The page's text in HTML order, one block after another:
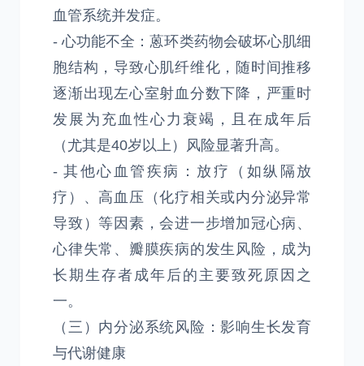
血管系统并发症。
- 心功能不全：蒽环类药物会破坏心肌细
胞结构，导致心肌纤维化，随时间推移
逐渐出现左心室射血分数下降，严重时
发展为充血性心力衰竭，且在成年后
（尤其是40岁以上）风险显著升高。
- 其他心血管疾病：放疗（如纵隔放
疗）、高血压（化疗相关或内分泌异常
导致）等因素，会进一步增加冠心病、
心律失常、瓣膜疾病的发生风险，成为
长期生存者成年后的主要致死原因之
一。
（三）内分泌系统风险：影响生长发育
与代谢健康